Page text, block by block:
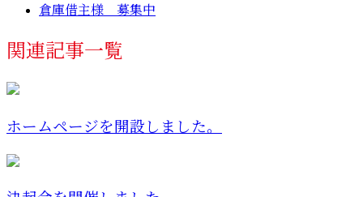
倉庫借主様 募集中
関連記事一覧
ホームページを開設しました。